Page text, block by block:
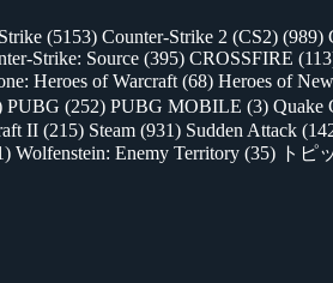
(5153) Counter-Strike 2 (CS2) (989)
Strike: Source (395) CROSSFIRE
Heroes of Warcraft (68) Heroes of
PUBG (252) PUBG MOBILE (3) Quake
II (215) Steam (931) Sudden Attack
Wolfenstein: Enemy Territory (35) トピ